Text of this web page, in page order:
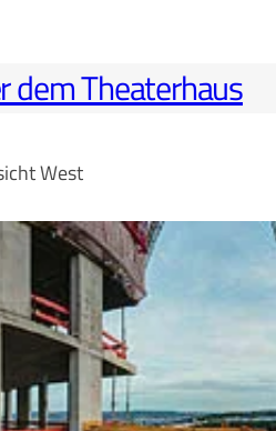
dem Theaterhaus
West